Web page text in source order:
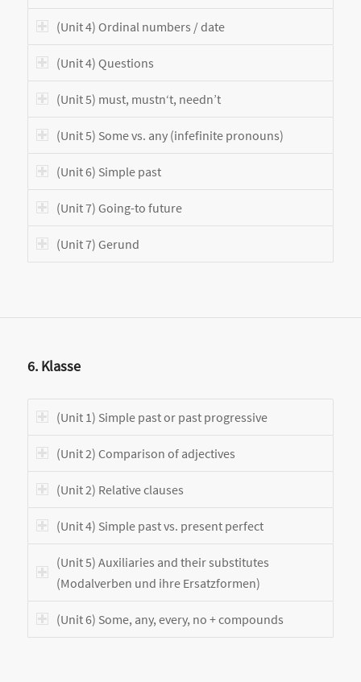
(Unit 4) Ordinal numbers / date
(Unit 4) Questions
(Unit 5) must, mustn‘t, needn’t
(Unit 5) Some vs. any (infefinite pronouns)
(Unit 6) Simple past
(Unit 7) Going-to future
(Unit 7) Gerund
6. Klasse
(Unit 1) Simple past or past progressive
(Unit 2) Comparison of adjectives
(Unit 2) Relative clauses
(Unit 4) Simple past vs. present perfect
(Unit 5) Auxiliaries and their substitutes
(Modalverben und ihre Ersatzformen)
(Unit 6) Some, any, every, no + compounds